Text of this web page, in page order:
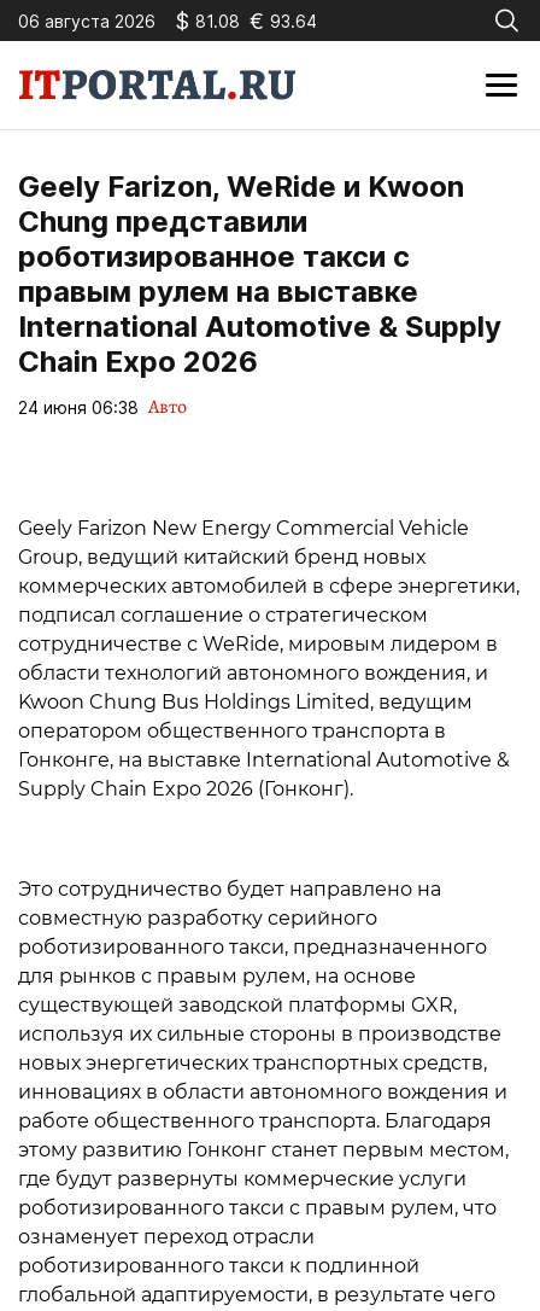
06 августа 2026 $ 81.08 € 93.64
Geely Farizon, WeRide и Kwoon
Chung представили
роботизированное такси с
правым рулем на выставке
International Automotive & Supply
Chain Expo 2026
24 июня 06:38 Авто
Geely Farizon New Energy Commercial Vehicle
Group, ведущий китайский бренд новых
коммерческих автомобилей в сфере энергетики,
подписал соглашение о стратегическом
сотрудничестве с WeRide, мировым лидером в
области технологий автономного вождения, и
Kwoon Chung Bus Holdings Limited, ведущим
оператором общественного транспорта в
Гонконге, на выставке International Automotive &
Supply Chain Expo 2026 (Гонконг).
Это сотрудничество будет направлено на
совместную разработку серийного
роботизированного такси, предназначенного
для рынков с правым рулем, на основе
существующей заводской платформы GXR,
используя их сильные стороны в производстве
новых энергетических транспортных средств,
инновациях в области автономного вождения и
работе общественного транспорта. Благодаря
этому развитию Гонконг станет первым местом,
где будут развернуты коммерческие услуги
роботизированного такси с правым рулем, что
ознаменует переход отрасли
роботизированного такси к подлинной
глобальной адаптируемости, в результате чего